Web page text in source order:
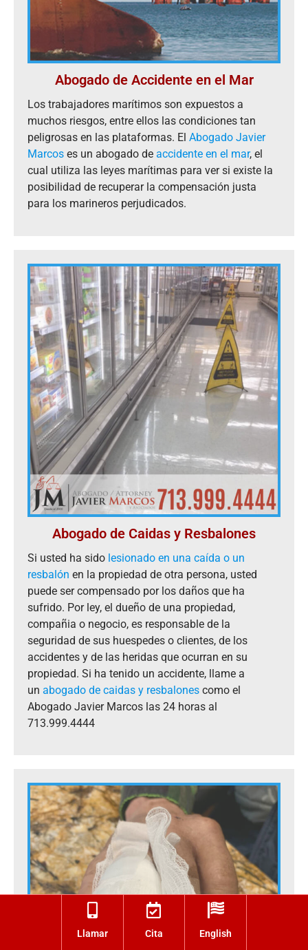
Abogado de Accidente en el Mar
Los trabajadores marítimos son expuestos a
muchos riesgos, entre ellos las condiciones tan
peligrosas en las plataformas. El Abogado Javier
Marcos es un abogado de accidente en el mar, el
cual utiliza las leyes marítimas para ver si existe la
posibilidad de recuperar la compensación justa
para los marineros perjudicados.
Abogado de Caidas y Resbalones
Si usted ha sido lesionado en una caída o un
resbalón en la propiedad de otra persona, usted
puede ser compensado por los daños que ha
sufrido. Por ley, el dueño de una propiedad,
compañia o negocio, es responsable de la
seguridad de sus huespedes o clientes, de los
accidentes y de las heridas que ocurran en su
propiedad. Si ha tenido un accidente, llame a
un abogado de caidas y resbalones como el
Abogado Javier Marcos las 24 horas al
713.999.4444
Llamar Cita English